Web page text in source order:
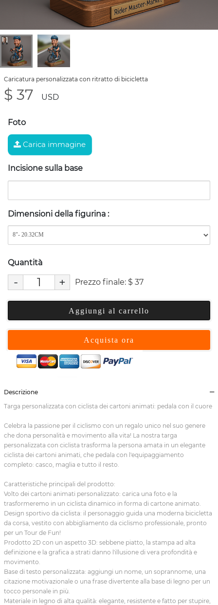
Caricatura personalizzata con ritratto di bicicletta
$ 37 USD
Foto
Carica immagine
Incisione sulla base
Dimensioni della figurina :
Quantità
- + Prezzo finale: $ 37
Aggiungi al carrello
Acquista ora
Descrizione
Targa personalizzata con ciclista dei cartoni animati: pedala con il cuore
Celebra la passione per il ciclismo con un regalo unico nel suo genere
che dona personalità e movimento alla vita! La nostra targa
personalizzata con ciclista trasforma la persona amata in un elegante
ciclista dei cartoni animati, che pedala con l'equipaggiamento
completo: casco, maglia e tutto il resto.
Caratteristiche principali del prodotto:
Volto dei cartoni animati personalizzato: carica una foto e la
trasformeremo in un ciclista dinamico in forma di cartone animato.
Design sportivo da ciclista: il personaggio guida una moderna bicicletta
da corsa, vestito con abbigliamento da ciclismo professionale, pronto
per un Tour de Fun!
Prodotto 2D con un aspetto 3D: sebbene piatto, la stampa ad alta
definizione e la grafica a strati danno l'illusione di vera profondità e
movimento.
Base di testo personalizzata: aggiungi un nome, un soprannome, una
citazione motivazionale o una frase divertente alla base di legno per un
tocco personale in più.
Materiale in legno di alta qualità: elegante, resistente e fatto per stupire,